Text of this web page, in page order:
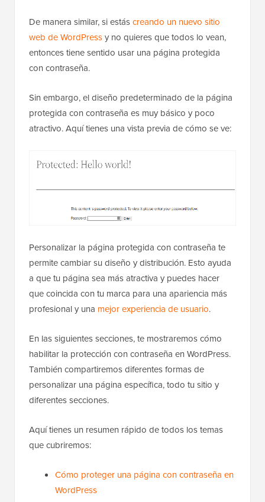
De manera similar, si estáscreando un nuevo sitio
web de WordPressy no quieres que todos lo vean,
entonces tiene sentido usar una página protegida
con contraseña.
Sin embargo, el diseño predeterminado de la página
protegida con contraseña es muy básico y poco
atractivo. Aquí tienes una vista previa de cómo se ve:
Personalizar la página protegida con contraseña te
permite cambiar su diseño y distribución. Esto ayuda
a que tu página sea más atractiva y puedes hacer
que coincida con tu marca para una apariencia más
profesional y una mejor experiencia de usuario.
En las siguientes secciones, te mostraremos cómo
habilitar la protección con contraseña en WordPress.
También compartiremos diferentes formas de
personalizar una página específica, todo tu sitio y
diferentes secciones.
Aquí tienes un resumen rápido de todos los temas
que cubriremos:
Cómo proteger una página con contraseña en
WordPress